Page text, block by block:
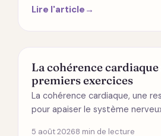
Lire l'article →
SANTÉ
La cohérence
premiers exercices
La cohérence cardiaque, une
pour apaiser le système
5 août 20268 min de lecture